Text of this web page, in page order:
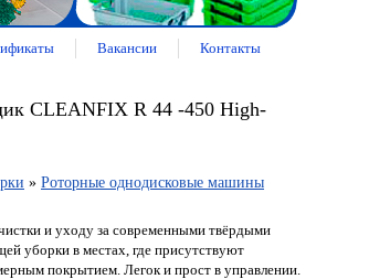
Вакансии Контакты
CLEANFIX R 44 -450 High-
» Роторные однодисковые машины
и уходу за современными твёрдыми
уборки в местах, где присутствуют
покрытием. Легок и прост в управлении.